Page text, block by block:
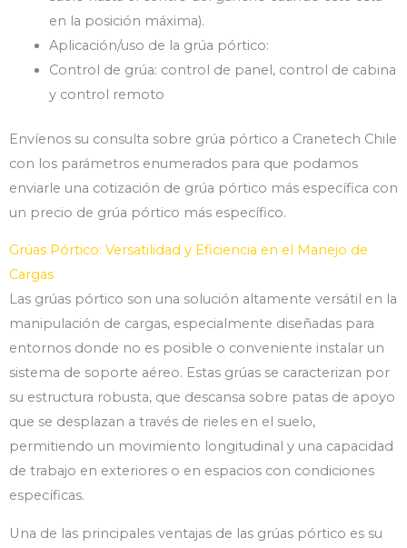
en la posición máxima).
Aplicación/uso de la grúa pórtico:
Control de grúa: control de panel, control de cabina
y control remoto
Envíenos su consulta sobre grúa pórtico a Cranetech Chile
con los parámetros enumerados para que podamos
enviarle una cotización de grúa pórtico más específica con
un precio de grúa pórtico más específico.
Grúas Pórtico: Versatilidad y Eficiencia en el Manejo de
Cargas
Las grúas pórtico son una solución altamente versátil en la
manipulación de cargas, especialmente diseñadas para
entornos donde no es posible o conveniente instalar un
sistema de soporte aéreo. Estas grúas se caracterizan por
su estructura robusta, que descansa sobre patas de apoyo
que se desplazan a través de rieles en el suelo,
permitiendo un movimiento longitudinal y una capacidad
de trabajo en exteriores o en espacios con condiciones
específicas.
Una de las principales ventajas de las grúas pórtico es su